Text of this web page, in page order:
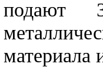
подают
материала